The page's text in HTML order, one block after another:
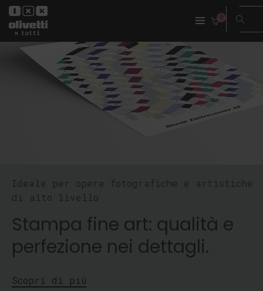
0
Ideale per opere fotografiche e artistiche
di alto livello
Stampa fine art: qualità e
perfezione nei dettagli.
Scopri di più